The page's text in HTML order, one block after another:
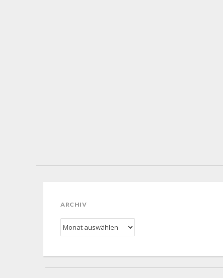
ARCHIV
Archiv